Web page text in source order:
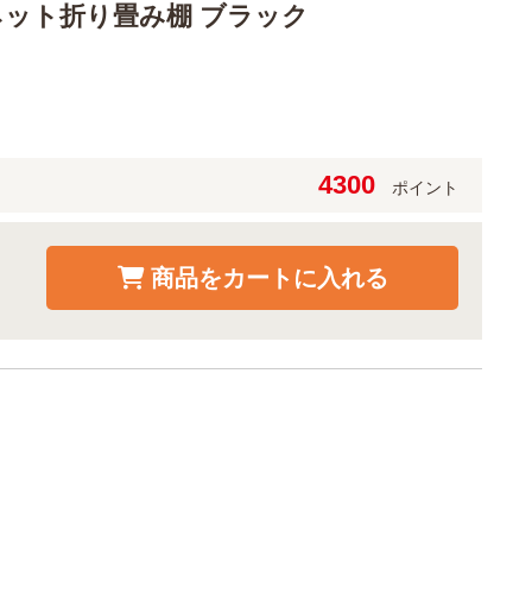
ト折り畳み棚 ブラック
4300 ポイント